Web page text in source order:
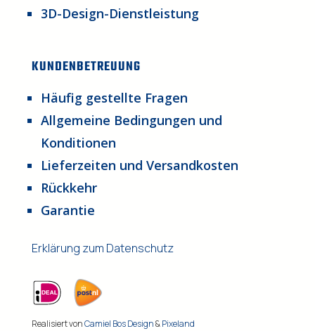
3D-Design-Dienstleistung
KUNDENBETREUUNG
Häufig gestellte Fragen
Allgemeine Bedingungen und
Konditionen
Lieferzeiten und Versandkosten
Rückkehr
Garantie
Erklärung zum Datenschutz
Realisiert vonCamiel Bos Design&Pixeland